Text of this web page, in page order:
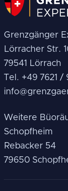
Grenzgänger
Lörracher Str.
79541 Lörrach
Tel. +49 7621 /
Weitere
Schopfheim
Rebacker 54
79650